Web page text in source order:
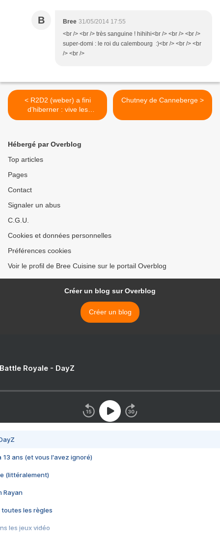
B Bree 31/05/2014 17:55
<br /> <br /> très sanguine ! hihihi<br /> <br /> <br />
super-domi : le roi du calembourg :)<br /> <br /> <br
/> <br />
< R2D2 (weber) a fini
d'hiberner : vive les
dorades grillées !
Chutney de Canneberge >
Hébergé par Overblog
Top articles
Pages
Contact
Signaler un abus
C.G.U.
Cookies et données personnelles
Préférences cookies
Voir le profil de Bree Cuisine sur le portail Overblog
Créer un blog sur Overblog
Créer un blog
Royale - DayZ
13 ans (et vous l'avez ignoré)
(littéralement)
Rayan
toutes les règles
les jeux vidéo